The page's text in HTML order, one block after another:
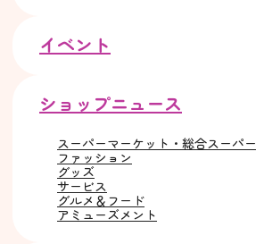
イベント
ショップニュース
スーパーマーケット・総合スーパー
ファッション
グッズ
サービス
グルメ＆フード
アミューズメント